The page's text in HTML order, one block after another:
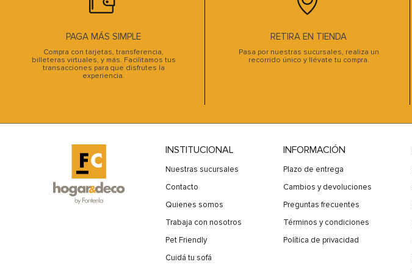
PAGA MÁS SIMPLE
Compra con tarjetas, transferencia,
billeteras virtuales, y más. Facilitamos tus
transacciones para que disfrutes la
experiencia.
RETIRA EN TIENDA
Pasa por nuestras sucursales, realiza un
recorrido único y llévate tu compra.
INSTITUCIONAL
Nuestras sucursales
Contacto
Quienes somos
Trabaja con nosotros
Pet Friendly
Cuidá tu sofá
INFORMACIÓN
Plazo de entrega
Cambios y devoluciones
Preguntas frecuentes
Términos y condiciones
Política de privacidad